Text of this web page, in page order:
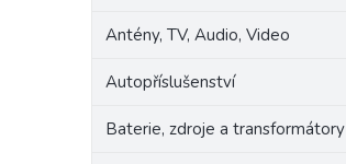
Antény, TV, Audio, Video
Autopříslušenství
Baterie, zdroje a transformátory